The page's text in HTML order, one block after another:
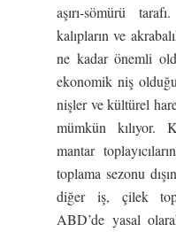
aşırı-sömürü
kalıpların ve
ne kadar önemli
ekonomik niş
nişler ve kültürel
mümkün kılıyor.
mantar
toplama sezonu
diğer iş, çilek
ABD’de yasal